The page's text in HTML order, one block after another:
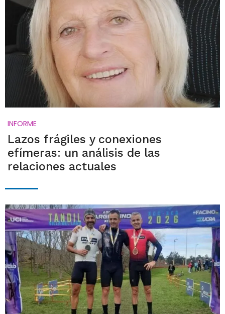
INFORME
Lazos frágiles y conexiones
efímeras: un análisis de las
relaciones actuales